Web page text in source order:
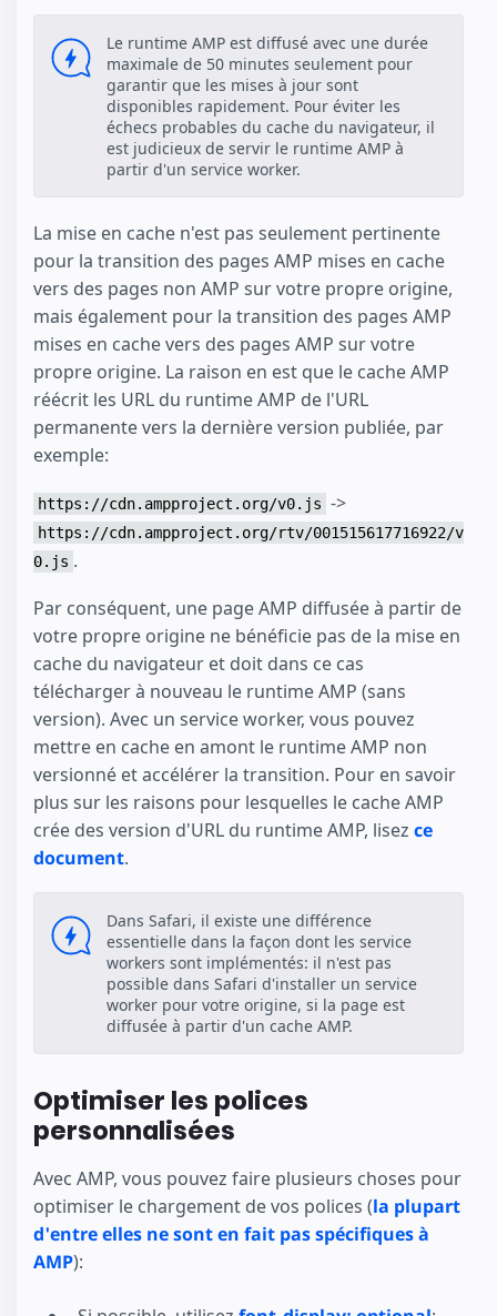
Le runtime AMP est diffusé avec une durée
maximale de 50 minutes seulement pour
garantir que les mises à jour sont
disponibles rapidement. Pour éviter les
échecs probables du cache du navigateur, il
est judicieux de servir le runtime AMP à
partir d'un service worker.
La mise en cache n'est pas seulement pertinente
pour la transition des pages AMP mises en cache
vers des pages non AMP sur votre propre origine,
mais également pour la transition des pages AMP
mises en cache vers des pages AMP sur votre
propre origine. La raison en est que le cache AMP
réécrit les URL du runtime AMP de l'URL
permanente vers la dernière version publiée, par
exemple:
https://cdn.ampproject.org/v0.js ->
https://cdn.ampproject.org/rtv/001515617716922/v
0.js .
Par conséquent, une page AMP diffusée à partir de
votre propre origine ne bénéficie pas de la mise en
cache du navigateur et doit dans ce cas
télécharger à nouveau le runtime AMP (sans
version). Avec un service worker, vous pouvez
mettre en cache en amont le runtime AMP non
versionné et accélérer la transition. Pour en savoir
plus sur les raisons pour lesquelles le cache AMP
crée des version d'URL du runtime AMP, lisez ce
document.
Dans Safari, il existe une différence
essentielle dans la façon dont les service
workers sont implémentés: il n'est pas
possible dans Safari d'installer un service
worker pour votre origine, si la page est
diffusée à partir d'un cache AMP.
Optimiser les polices
personnalisées
Avec AMP, vous pouvez faire plusieurs choses pour
optimiser le chargement de vos polices (la plupart
d'entre elles ne sont en fait pas spécifiques à
AMP):